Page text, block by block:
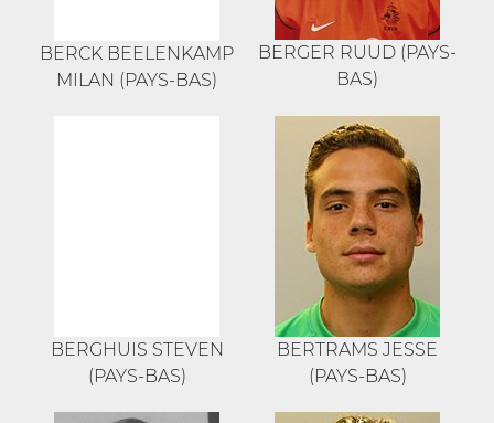
BERCK BEELENKAMP
MILAN (PAYS-BAS)
BERGER RUUD (PAYS-
BAS)
BERGHUIS STEVEN
(PAYS-BAS)
BERTRAMS JESSE
(PAYS-BAS)